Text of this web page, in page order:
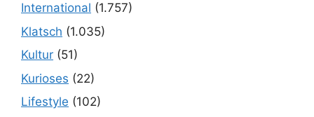
International (1.757)
Klatsch (1.035)
Kultur (51)
Kurioses (22)
Lifestyle (102)